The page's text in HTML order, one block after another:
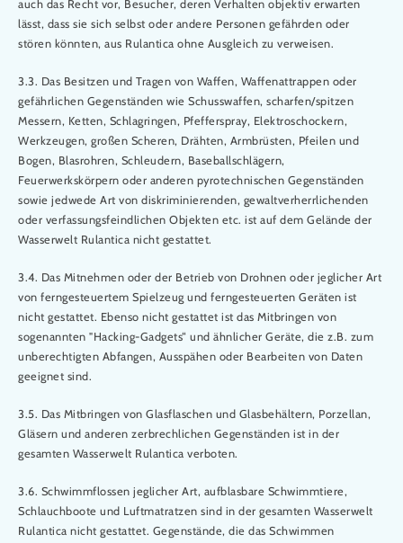
auch das Recht vor, Besucher, deren Verhalten objektiv erwarten
lässt, dass sie sich selbst oder andere Personen gefährden oder
stören könnten, aus Rulantica ohne Ausgleich zu verweisen.
3.3. Das Besitzen und Tragen von Waffen, Waffenattrappen oder
gefährlichen Gegenständen wie Schusswaffen, scharfen/spitzen
Messern, Ketten, Schlagringen, Pfefferspray, Elektroschockern,
Werkzeugen, großen Scheren, Drähten, Armbrüsten, Pfeilen und
Bogen, Blasrohren, Schleudern, Baseballschlägern,
Feuerwerkskörpern oder anderen pyrotechnischen Gegenständen
sowie jedwede Art von diskriminierenden, gewaltverherrlichenden
oder verfassungsfeindlichen Objekten etc. ist auf dem Gelände der
Wasserwelt Rulantica nicht gestattet.
3.4. Das Mitnehmen oder der Betrieb von Drohnen oder jeglicher Art
von ferngesteuertem Spielzeug und ferngesteuerten Geräten ist
nicht gestattet. Ebenso nicht gestattet ist das Mitbringen von
sogenannten "Hacking-Gadgets“ und ähnlicher Geräte, die z.B. zum
unberechtigten Abfangen, Ausspähen oder Bearbeiten von Daten
geeignet sind.
3.5. Das Mitbringen von Glasflaschen und Glasbehältern, Porzellan,
Gläsern und anderen zerbrechlichen Gegenständen ist in der
gesamten Wasserwelt Rulantica verboten.
3.6. Schwimmflossen jeglicher Art, aufblasbare Schwimmtiere,
Schlauchboote und Luftmatratzen sind in der gesamten Wasserwelt
Rulantica nicht gestattet. Gegenstände, die das Schwimmen